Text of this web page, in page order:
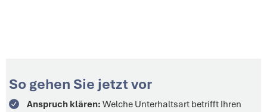
So gehen Sie jetzt vor
Anspruch klären: Welche Unterhaltsart betrifft Ihren